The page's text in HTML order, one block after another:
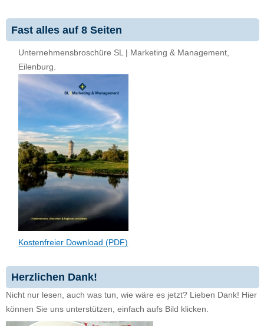
Fast alles auf 8 Seiten
Unternehmensbroschüre SL | Marketing & Management,
Eilenburg.
Kostenfreier Download (PDF)
Herzlichen Dank!
Nicht nur lesen, auch was tun, wie wäre es jetzt? Lieben Dank! Hier
können Sie uns unterstützen, einfach aufs Bild klicken.